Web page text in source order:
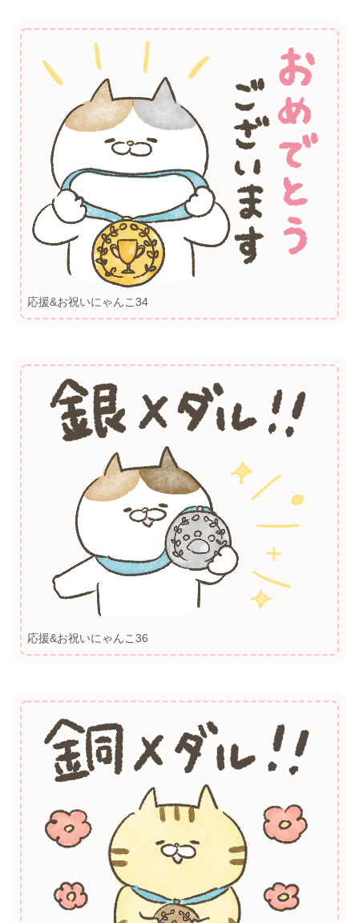
応援&お祝いにゃんこ34
応援&お祝いにゃんこ36